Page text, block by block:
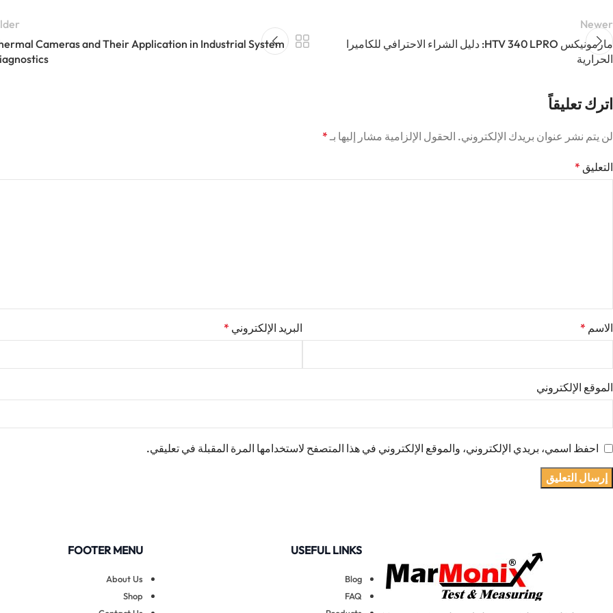
Newer
مارمونيكس HTV 340 LPRO: دليل الشراء الاحترافي للكاميرا
الحرارية
Cameras and Their Application in Industrial System
اترك تعليقاً
لن يتم نشر عنوان بريدك الإلكتروني. الحقول الإلزامية مشار إليها بـ *
التعليق *
الاسم * البريد الإلكتروني *
الموقع الإلكتروني
احفظ اسمي، بريدي الإلكتروني، والموقع الإلكتروني في هذا المتصفح لاستخدامها المرة المقبلة في تعليقي.
USEFUL LINKS
Blog
FAQ
FOOTER MENU
About Us
Shop